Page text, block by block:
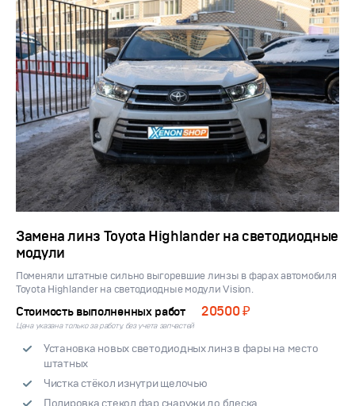
Замена линз Toyota Highlander на светодиодные
модули
Поменяли штатные сильно выгоревшие линзы в фарах автомобиля
Toyota Highlander на светодиодные модули Vision.
Стоимость выполненных работ 20500 ₽
Цена указана только за работу, без учета запчастей
Установка новых светодиодных линз в фары на место
штатных
Чистка стёкол изнутри щелочью